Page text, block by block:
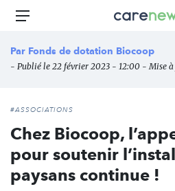
Aller
principal
Carenews,
média
des
Menu
Par Fonds de dotation Biocoop
- Publié le 22 février 2023 - 12:00 - Mise
#ASSOCIATIONS
Chez Biocoop,
pour soutenir
paysans continue !